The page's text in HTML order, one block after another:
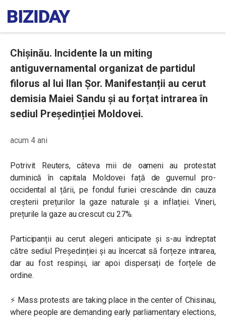
Chișinău. Incidente la un miting
antiguvernamental organizat de partidul
filorus al lui Ilan Șor. Manifestanții au cerut
demisia Maiei Sandu și au forțat intrarea în
sediul Președinției Moldovei.
acum 4 ani
Potrivit Reuters, câteva mii de oameni au protestat
duminică în capitala Moldovei față de guvernul pro-
occidental al țării, pe fondul furiei crescânde din cauza
creșterii prețurilor la gaze naturale și a inflației. Vineri,
prețurile la gaze au crescut cu 27%.
Participanții au cerut alegeri anticipate și s-au îndreptat
către sediul Președinției și au încercat să forțeze intrarea,
dar au fost respinși, iar apoi dispersați de forțele de
ordine.
⚡️ Mass protests are taking place in the center of Chisinau,
where people are demanding early parliamentary elections,